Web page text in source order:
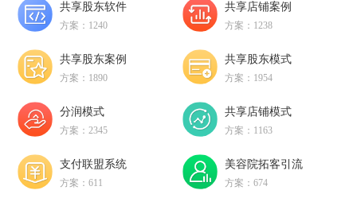
共享股东软件
方案：1240
共享店铺案例
方案：1238
共享股东案例
方案：1890
共享股东模式
方案：1954
分润模式
方案：2345
共享店铺模式
方案：1163
支付联盟系统
方案：611
美容院拓客引流
方案：674